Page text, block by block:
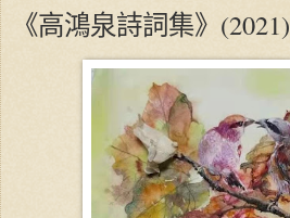
《高鴻泉詩詞集》(2021)